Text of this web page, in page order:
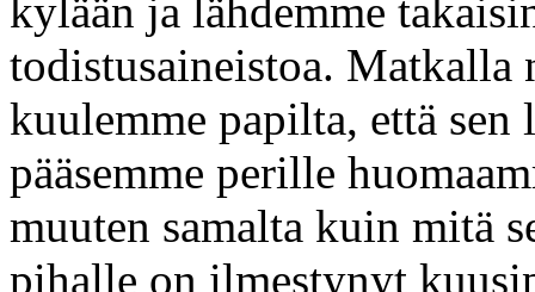
kylään ja lähdemme
todistusaineistoa. Matkalla
kuulemme papilta, että
pääsemme perille
muuten samalta kuin mitä
pihalle on ilmestynyt